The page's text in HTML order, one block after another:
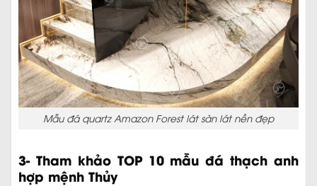
Mẫu đá quartz Amazon Forest lát sàn lát nền đẹp
3- Tham khảo TOP 10 mẫu đá thạch anh
hợp mệnh Thủy